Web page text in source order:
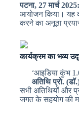
पटना, 27 मार्च 2025:
आयोजन किया। यह
करने का अनूठा
कार्यक्रम का भव्य
‘आइडिया कुंभ
अतिथि प्रो.
सभी अतिथियों और
जगत के सहयोग की